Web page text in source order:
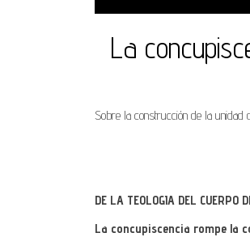
La
Sobre la construcción de la
DE LA TEOLOGIA DEL CUERPO
La concupiscencia rompe la